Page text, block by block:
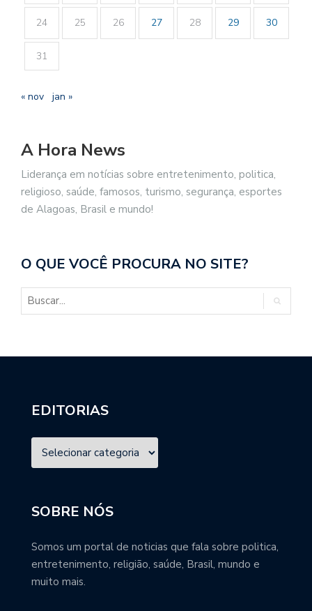
24 25 26 27 28 29 30
31
« nov jan »
A Hora News
Liderança em notícias sobre entretenimento, politica,
religioso, saúde, famosos, turismo, segurança, esportes
de Alagoas, Brasil e mundo!
O QUE VOCÊ PROCURA NO SITE?
EDITORIAS
SOBRE NÓS
Somos um portal de noticias que fala sobre politica,
entretenimento, religião, saúde, Brasil, mundo e
muito mais.